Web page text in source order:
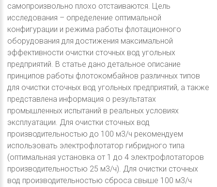
самопроизвольно плохо отстаиваются. Цель
исследования – определение оптимальной
конфигурации и режима работы флотационного
оборудования для достижения максимальной
эффективности очистки сточных вод угольных
предприятий. В статье дано детальное описание
принципов работы флотокомбайнов различных типов
для очистки сточных вод угольных предприятий, а также
представлена информация о результатах
промышленных испытаний в реальных условиях
эксплуатации. Для очистки сточных вод
производительностью до 100 м3/ч рекомендуем
использовать электрофлотатор гибридного типа
(оптимальная установка от 1 до 4 электрофлотаторов
производительностью 25 м3/ч). Для очистки сточных
вод производительностью сброса свыше 100 м3/ч